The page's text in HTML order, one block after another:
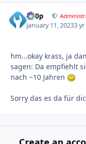
d00p
January 11, 20233 yr
hm...okay krass, ja
sagen: Da empfiehlt
nach ~10 Jahren
Sorry das es da für